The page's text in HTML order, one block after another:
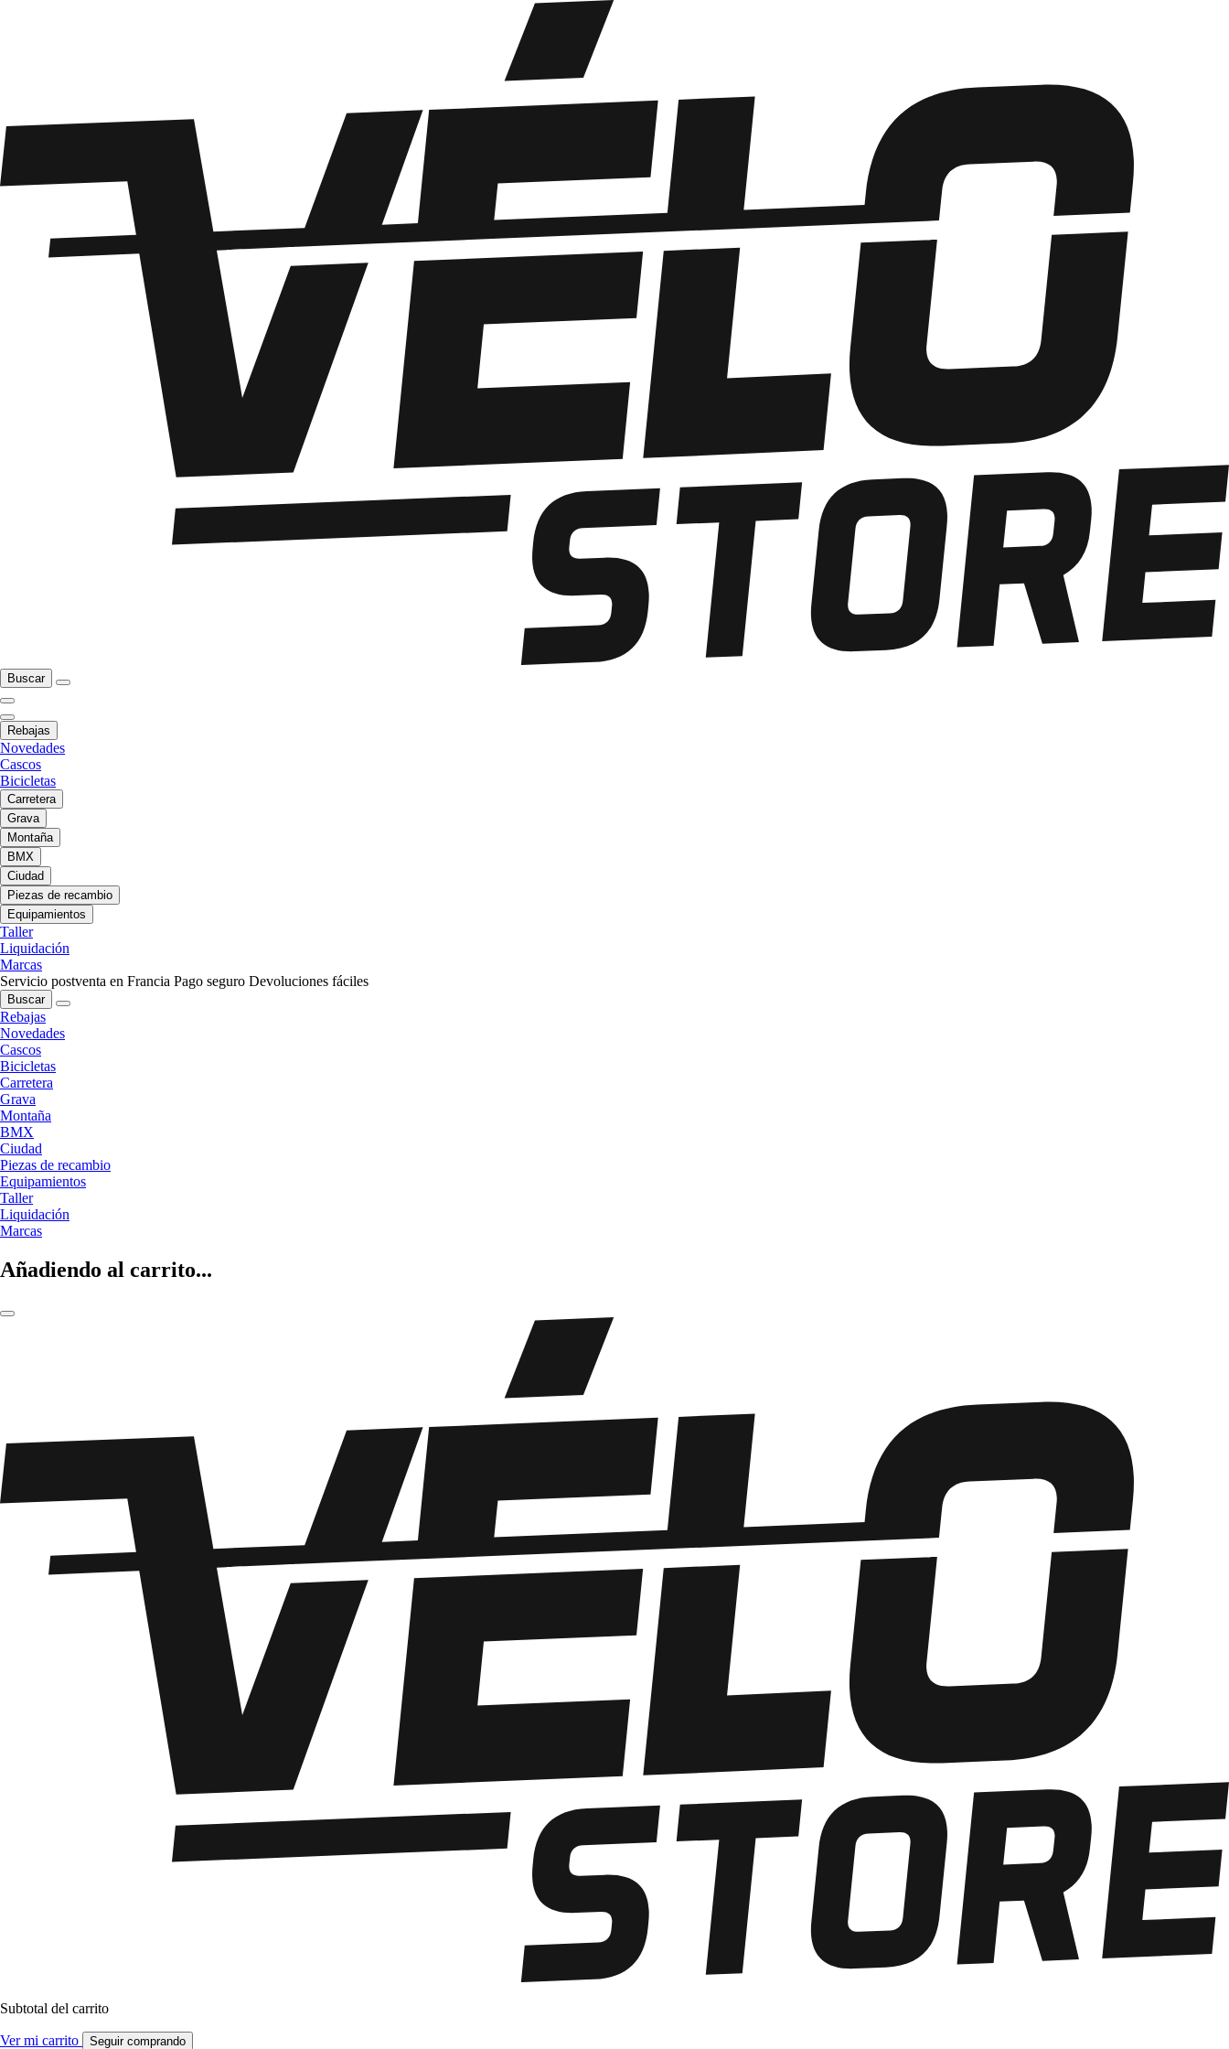
Buscar
Rebajas
Novedades
Cascos
Bicicletas
Carretera
Grava
Montaña
BMX
Ciudad
Piezas de recambio
Equipamientos
Taller
Liquidación
Marcas
Servicio postventa en Francia Pago seguro Devoluciones fáciles
Buscar
Rebajas
Novedades
Cascos
Bicicletas
Carretera
Grava
Montaña
BMX
Ciudad
Piezas de recambio
Equipamientos
Taller
Liquidación
Marcas
Añadiendo al carrito...
Subtotal del carrito
Ver mi carrito Seguir comprando